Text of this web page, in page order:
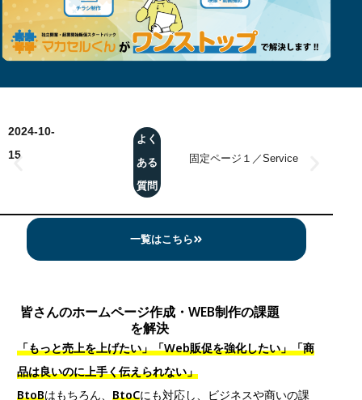
2024-10-
15
よく
ある
質問
固定ページ１／Service
一覧はこちら
皆さんのホームページ作成・WEB制作の課題
を解決
「もっと売上を上げたい」「Web販促を強化したい」「商
品は良いのに上手く伝えられない」
BtoBはもちろん、 BtoCにも対応し、ビジネスや商いの課